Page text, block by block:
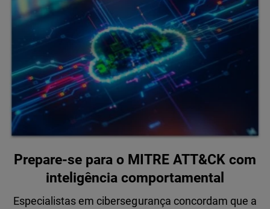
Prepare-se para o MITRE ATT&CK com
inteligência comportamental
Especialistas em cibersegurança concordam que a